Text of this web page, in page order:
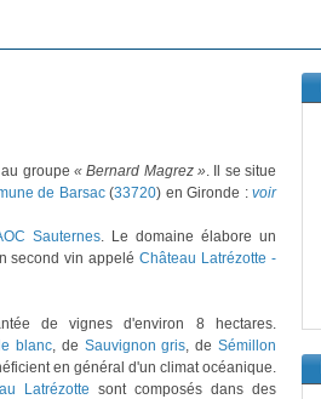
groupe « Bernard Magrez ». Il se situe
de Barsac(33720) en Gironde : voir
Sauternes. Le domaine élabore un
second vin appeléChâteau Latrézotte -
de vignes d'environ 8 hectares.
blanc, de Sauvignon gris, deSémillon
en général d'un climat océanique.
Latrézotte sont composés dans des